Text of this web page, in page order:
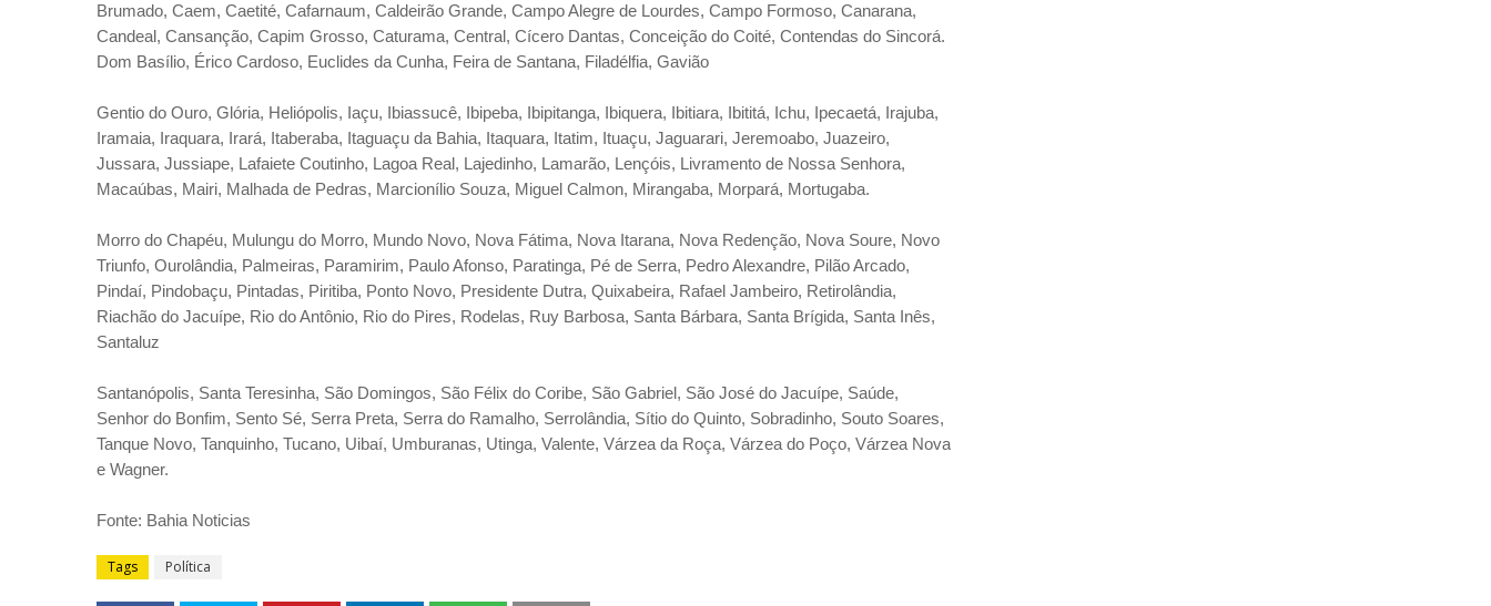
Brumado, Caem, Caetité, Cafarnaum, Caldeirão Grande, Campo Alegre de Lourdes, Campo Formoso, Canarana,
Candeal, Cansanção, Capim Grosso, Caturama, Central, Cícero Dantas, Conceição do Coité, Contendas do Sincorá.
Dom Basílio, Érico Cardoso, Euclides da Cunha, Feira de Santana, Filadélfia, Gavião
Gentio do Ouro, Glória, Heliópolis, Iaçu, Ibiassucê, Ibipeba, Ibipitanga, Ibiquera, Ibitiara, Ibititá, Ichu, Ipecaetá, Irajuba,
Iramaia, Iraquara, Irará, Itaberaba, Itaguaçu da Bahia, Itaquara, Itatim, Ituaçu, Jaguarari, Jeremoabo, Juazeiro,
Jussara, Jussiape, Lafaiete Coutinho, Lagoa Real, Lajedinho, Lamarão, Lençóis, Livramento de Nossa Senhora,
Macaúbas, Mairi, Malhada de Pedras, Marcionílio Souza, Miguel Calmon, Mirangaba, Morpará, Mortugaba.
Morro do Chapéu, Mulungu do Morro, Mundo Novo, Nova Fátima, Nova Itarana, Nova Redenção, Nova Soure, Novo
Triunfo, Ourolândia, Palmeiras, Paramirim, Paulo Afonso, Paratinga, Pé de Serra, Pedro Alexandre, Pilão Arcado,
Pindaí, Pindobaçu, Pintadas, Piritiba, Ponto Novo, Presidente Dutra, Quixabeira, Rafael Jambeiro, Retirolândia,
Riachão do Jacuípe, Rio do Antônio, Rio do Pires, Rodelas, Ruy Barbosa, Santa Bárbara, Santa Brígida, Santa Inês,
Santaluz
Santanópolis, Santa Teresinha, São Domingos, São Félix do Coribe, São Gabriel, São José do Jacuípe, Saúde,
Senhor do Bonfim, Sento Sé, Serra Preta, Serra do Ramalho, Serrolândia, Sítio do Quinto, Sobradinho, Souto Soares,
Tanque Novo, Tanquinho, Tucano, Uibaí, Umburanas, Utinga, Valente, Várzea da Roça, Várzea do Poço, Várzea Nova
e Wagner.
Fonte: Bahia Noticias
Tags Política